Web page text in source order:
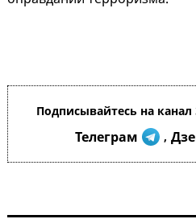
Подписывайтесь на канал
Телеграм ,